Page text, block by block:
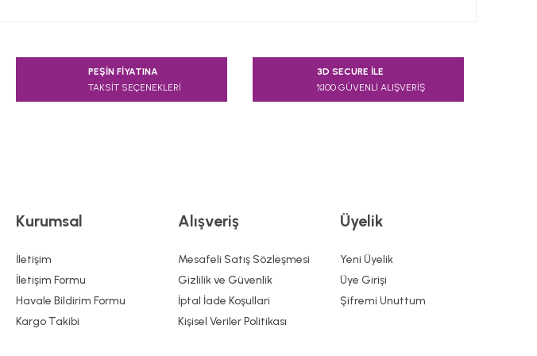
noktaları öneri formunu kullanarak tarafımıza iletebilirsiniz.
PEŞİN FİYATINA
TAKSİT SEÇENEKLERİ
3D SECURE İLE
%100 GÜVENLİ ALIŞVERİŞ
Kurumsal
İletişim
İletişim Formu
Havale Bildirim Formu
Kargo Takibi
Alışveriş
Mesafeli Satış Sözleşmesi
Gizlilik ve Güvenlik
İptal İade Koşullari
Kişisel Veriler Politikası
Üyelik
Yeni Üyelik
Üye Girişi
Şifremi Unuttum